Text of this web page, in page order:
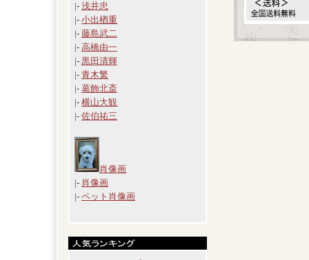
|- 浅井忠
|- 小出楢重
|- 藤島武二
|- 高橋由一
|- 黒田清輝
|- 青木繁
|- 葛飾北斎
|- 横山大観
|- 佐伯祐三
肖像画
|- 肖像画
|- ペット肖像画